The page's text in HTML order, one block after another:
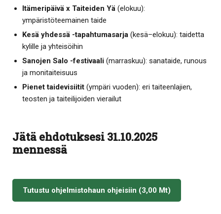
Itämeripäivä x Taiteiden Yä (elokuu):
ympäristöteemainen taide
Kesä yhdessä -tapahtumasarja (kesä–elokuu): taidetta
kylille ja yhteisöihin
Sanojen Salo -festivaali (marraskuu): sanataide, runous
ja monitaiteisuus
Pienet taidevisiitit (ympäri vuoden): eri taiteenlajien,
teosten ja taiteilijoiden vierailut
Jätä ehdotuksesi 31.10.2025
mennessä
Tutustu ohjelmistohaun ohjeisiin (3,00 Mt)